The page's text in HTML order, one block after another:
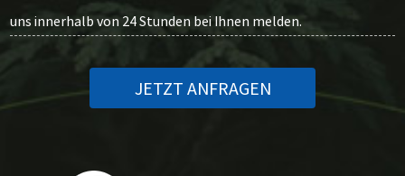
uns innerhalb von 24 Stunden bei Ihnen melden.
JETZT ANFRAGEN